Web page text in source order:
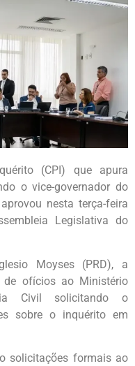
(CPI) que apura
o vice-governador do
nesta terça-feira
Legislativa do
Moyses (PRD), a
ofícios ao Ministério
Civil solicitando o
sobre o inquérito em
solicitações formais ao